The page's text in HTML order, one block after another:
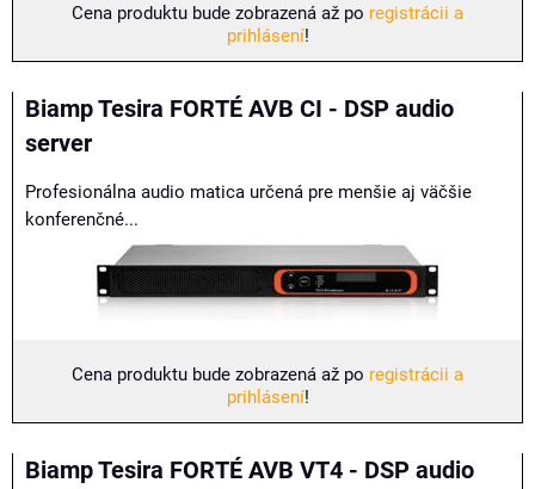
Cena produktu bude zobrazená až po registrácii a
prihlásení!
Biamp Tesira FORTÉ AVB CI - DSP audio
server
Profesionálna audio matica určená pre menšie aj väčšie
konferenčné...
Cena produktu bude zobrazená až po registrácii a
prihlásení!
Biamp Tesira FORTÉ AVB VT4 - DSP audio